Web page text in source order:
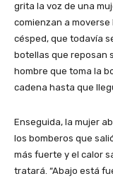
grita la voz de una
comienzan a
césped, que todavía
botellas que reposan
hombre que toma la
cadena hasta que
Enseguida, la mujer
los bomberos que
más fuerte y el calor
tratará. “Abajo está